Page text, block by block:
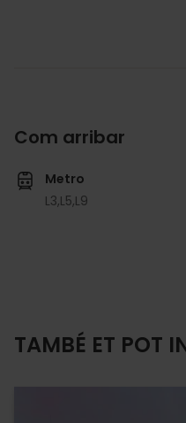
Com arribar
Metro
L3,L5,L9
TAMBÉ ET POT